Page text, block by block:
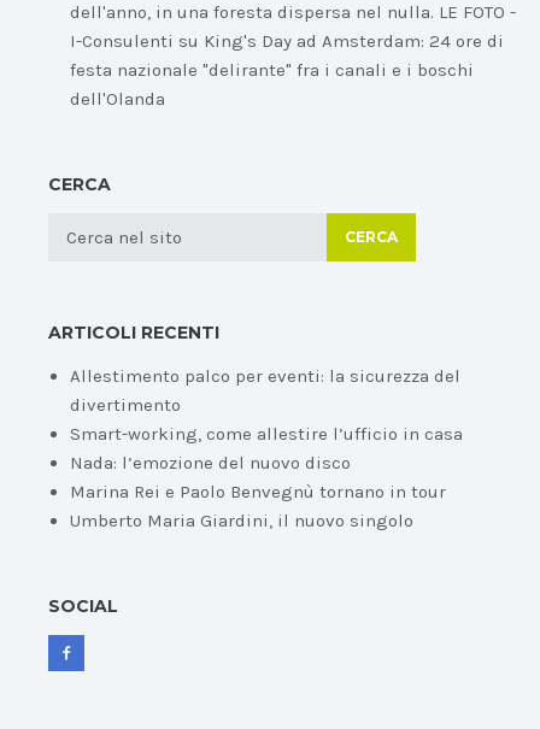
dell'anno, in una foresta dispersa nel nulla. LE FOTO -
I-Consulenti su King's Day ad Amsterdam: 24 ore di
festa nazionale "delirante" fra i canali e i boschi
dell'Olanda
CERCA
CERCA
ARTICOLI RECENTI
Allestimento palco per eventi: la sicurezza del
divertimento
Smart-working, come allestire l’ufficio in casa
Nada: l’emozione del nuovo disco
Marina Rei e Paolo Benvegnù tornano in tour
Umberto Maria Giardini, il nuovo singolo
SOCIAL